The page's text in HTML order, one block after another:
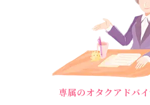
専属のオタクアドバ